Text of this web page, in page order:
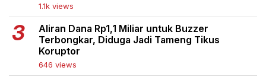
1.1k views
Aliran Dana Rp1,1 Miliar untuk Buzzer
Terbongkar, Diduga Jadi Tameng Tikus
Koruptor
646 views